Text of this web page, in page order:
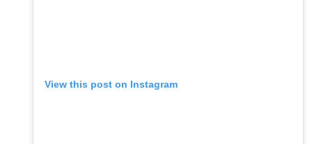
View this post on Instagram